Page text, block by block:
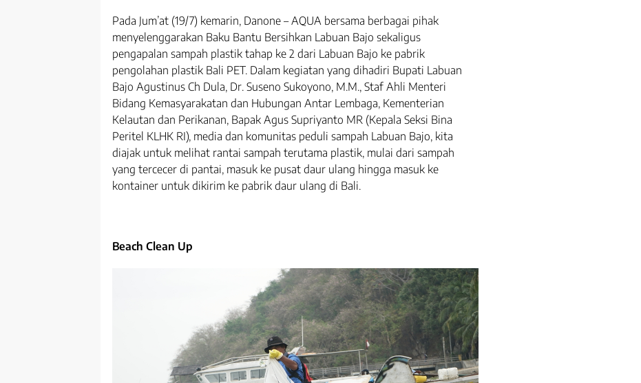
Pada Jum’at (19/7) kemarin, Danone – AQUA bersama berbagai pihak
menyelenggarakan Baku Bantu Bersihkan Labuan Bajo sekaligus
pengapalan sampah plastik tahap ke 2 dari Labuan Bajo ke pabrik
pengolahan plastik Bali PET. Dalam kegiatan yang dihadiri Bupati Labuan
Bajo Agustinus Ch Dula, Dr. Suseno Sukoyono, M.M., Staf Ahli Menteri
Bidang Kemasyarakatan dan Hubungan Antar Lembaga, Kementerian
Kelautan dan Perikanan, Bapak Agus Supriyanto MR (Kepala Seksi Bina
Peritel KLHK RI), media dan komunitas peduli sampah Labuan Bajo, kita
diajak untuk melihat rantai sampah terutama plastik, mulai dari sampah
yang tercecer di pantai, masuk ke pusat daur ulang hingga masuk ke
kontainer untuk dikirim ke pabrik daur ulang di Bali.
Beach Clean Up